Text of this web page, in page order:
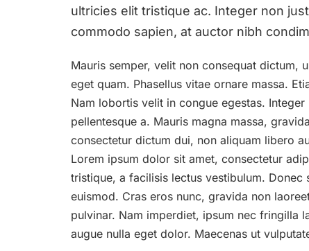
ultricies elit tristique ac. Integer non
commodo sapien, at auctor nibh
Mauris semper, velit non consequat dictum,
eget quam. Phasellus vitae ornare massa.
Nam lobortis velit in congue egestas.
pellentesque a. Mauris magna massa,
consectetur dictum dui, non aliquam libero
Lorem ipsum dolor sit amet, consectetur
tristique, a facilisis lectus vestibulum.
euismod. Cras eros nunc, gravida non
pulvinar. Nam imperdiet, ipsum nec fringilla
augue nulla eget dolor. Maecenas ut